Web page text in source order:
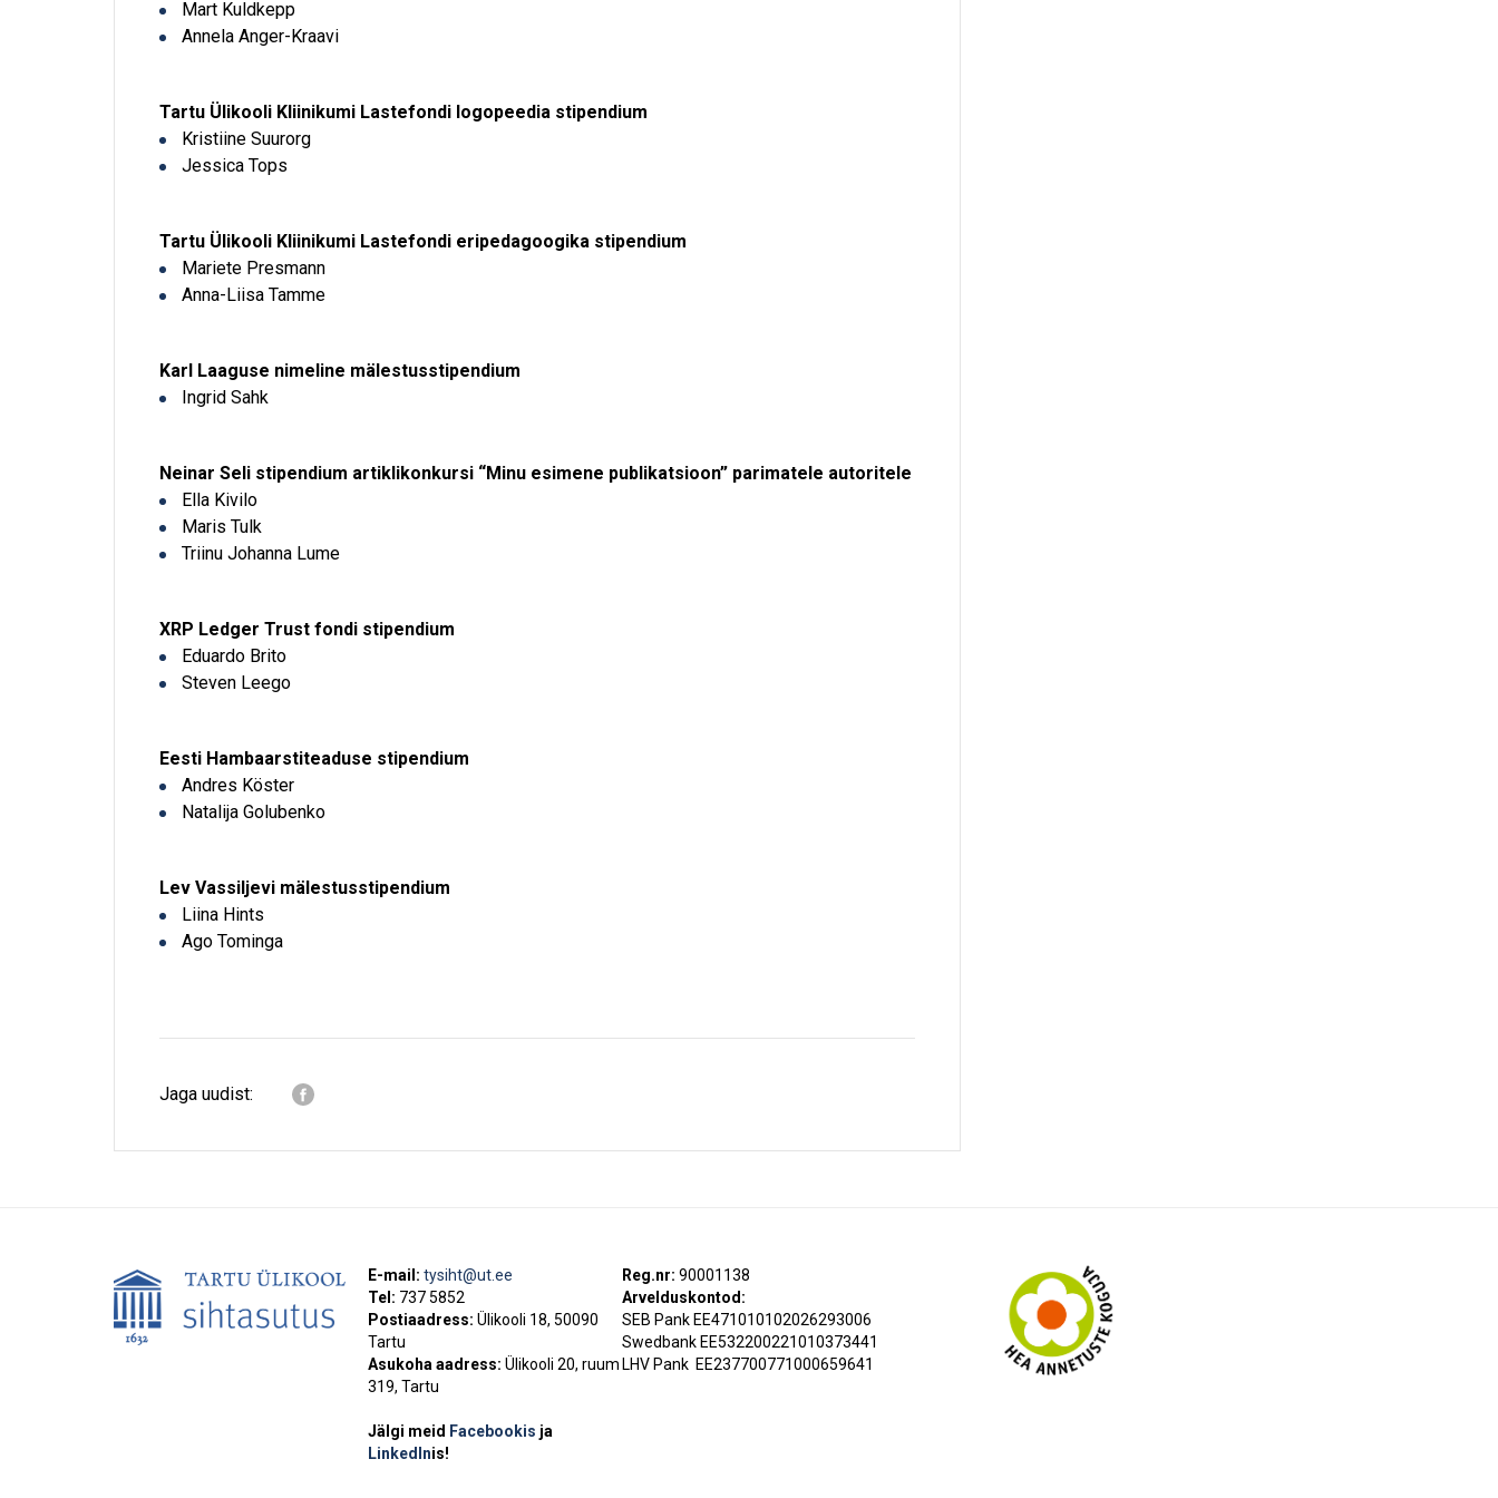
Mart Kuldkepp
Annela Anger-Kraavi
Tartu Ülikooli Kliinikumi Lastefondi logopeedia stipendium
Kristiine Suurorg
Jessica Tops
Tartu Ülikooli Kliinikumi Lastefondi eripedagoogika stipendium
Mariete Presmann
Anna-Liisa Tamme
Karl Laaguse nimeline mälestusstipendium
Ingrid Sahk
Neinar Seli stipendium artiklikonkursi “Minu esimene publikatsioon” parimatele autoritele
Ella Kivilo
Maris Tulk
Triinu Johanna Lume
XRP Ledger Trust fondi stipendium
Eduardo Brito
Steven Leego
Eesti Hambaarstiteaduse stipendium
Andres Köster
Natalija Golubenko
Lev Vassiljevi mälestusstipendium
Liina Hints
Ago Tominga
Jaga uudist:
E-mail: tysiht@ut.ee
Tel: 737 5852
Postiaadress: Ülikooli 18, 50090
Tartu
Asukoha aadress: Ülikooli 20, ruum
319, Tartu
Jälgi meid Facebookis ja
LinkedInis!
Reg.nr: 90001138
Arvelduskontod:
SEB Pank EE471010102026293006
Swedbank EE532200221010373441
LHV Pank EE237700771000659641